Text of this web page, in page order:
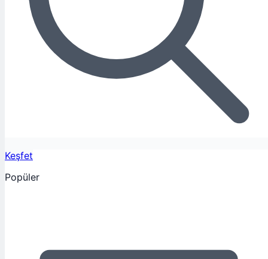
Keşfet
Popüler